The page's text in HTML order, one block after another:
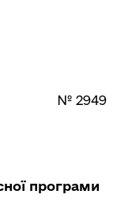
№ 2949
програми